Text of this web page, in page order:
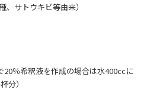
、サトウキビ等由来）
20％希釈液を作成の場合は水400ccに
分）